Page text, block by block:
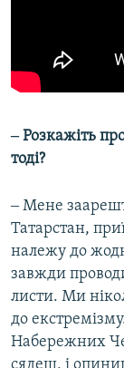
‒ Розкажіть
тоді?
‒ Мене
Татарстан,
належу до
завжди
листи. Ми
до
Набережних